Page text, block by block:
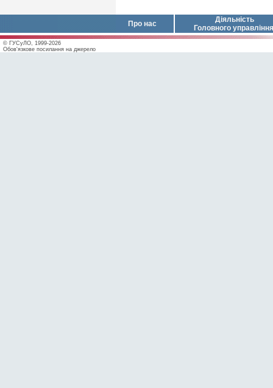
Про нас
Діяльність
Головного управління
© ГУСуЛО, 1999-2026
Обов'язкове посилання на джерело